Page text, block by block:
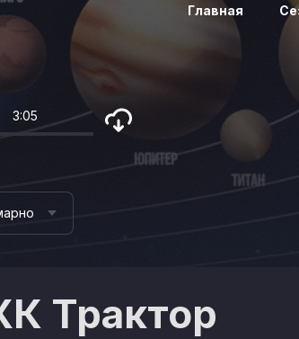
Главная
3:05
Трактор